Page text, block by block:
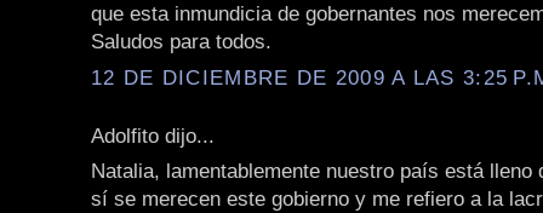
que esta inmundicia de gobernantes nos
Saludos para todos.
12 DE DICIEMBRE DE 2009 A LAS 3:25
Adolfito dijo...
Natalia, lamentablemente nuestro país está lleno
sí se merecen este gobierno y me refiero a la